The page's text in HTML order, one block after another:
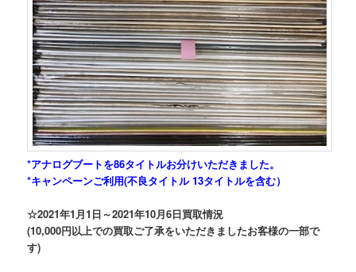
*アナログブートを86タイトルお分けいただきました。
*キャンペーンご利用(不良タイトル 13タイトルを含む）
☆2021年1月1日～2021年10月6日買取情況
(10,000円以上での買取ご了承をいただきましたお客様の一部で
す)